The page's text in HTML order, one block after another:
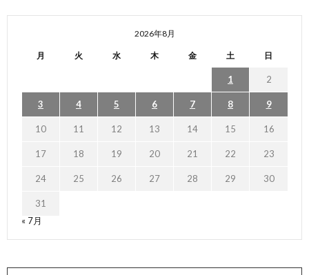
2026年8月
月 火 水 木 金 土 日
1 2
3 4 5 6 7 8 9
10 11 12 13 14 15 16
17 18 19 20 21 22 23
24 25 26 27 28 29 30
31
« 7月